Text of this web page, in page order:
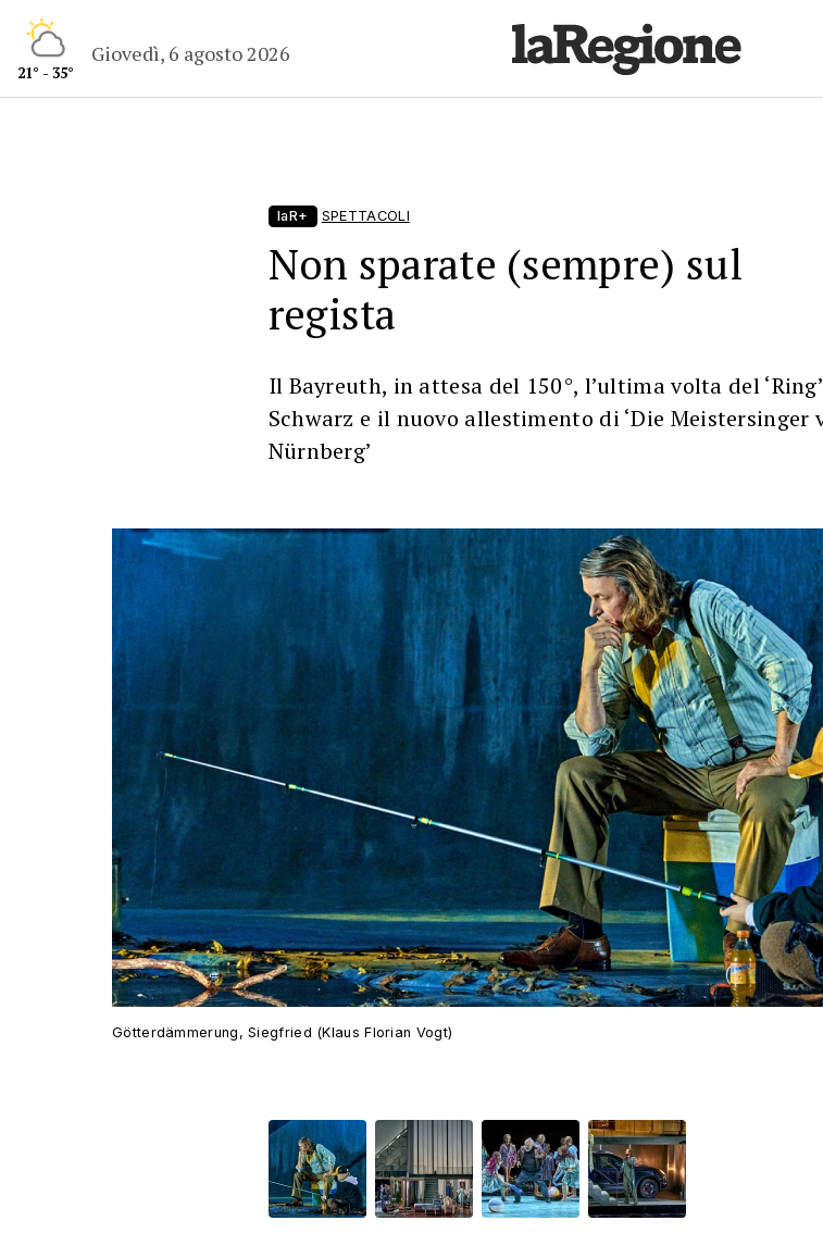
21° - 35°
Giovedì, 6 agosto 2026
laR+ SPETTACOLI
Non sparate (sempre) sul
regista
Il Bayreuth, in attesa del 150°, l’ultima volta del
Schwarz e il nuovo allestimento di ‘Die Meistersinger
Nürnberg’
Götterdämmerung, Siegfried (Klaus Florian Vogt)